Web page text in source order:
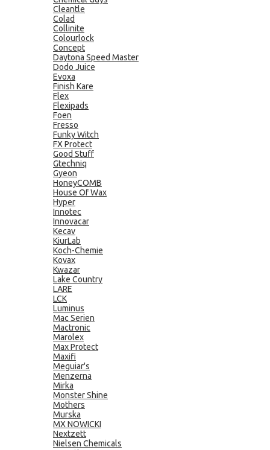
Cleantle
Colad
Collinite
Colourlock
Concept
Daytona Speed Master
Dodo Juice
Evoxa
Finish Kare
Flex
Flexipads
Foen
Fresso
Funky Witch
FX Protect
Good Stuff
Gtechniq
Gyeon
HoneyCOMB
House Of Wax
Hyper
Innotec
Innovacar
Kecav
KiurLab
Koch-Chemie
Kovax
Kwazar
Lake Country
LARE
LCK
Luminus
Mac Serien
Mactronic
Marolex
Max Protect
Maxifi
Meguiar's
Menzerna
Mirka
Monster Shine
Mothers
Murska
MX NOWICKI
Nextzett
Nielsen Chemicals